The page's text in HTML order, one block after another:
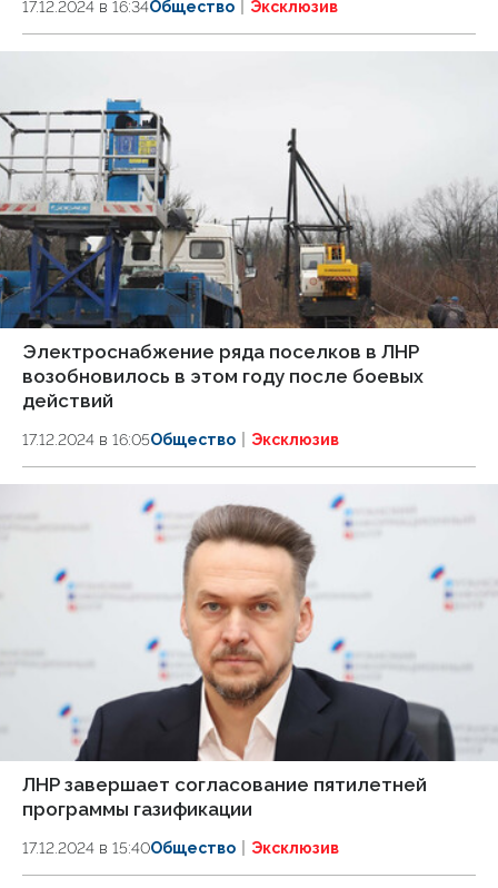
17.12.2024 в 16:34Общество Эксклюзив
Электроснабжение ряда поселков в ЛНР
возобновилось в этом году после боевых
действий
17.12.2024 в 16:05Общество Эксклюзив
ЛНР завершает согласование пятилетней
программы газификации
17.12.2024 в 15:40Общество Эксклюзив